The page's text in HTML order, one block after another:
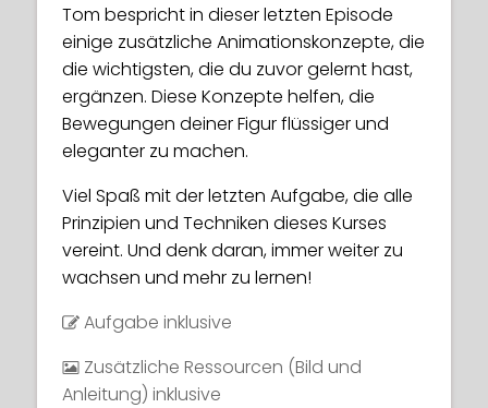
Tom bespricht in dieser letzten Episode
einige zusätzliche Animationskonzepte, die
die wichtigsten, die du zuvor gelernt hast,
ergänzen. Diese Konzepte helfen, die
Bewegungen deiner Figur flüssiger und
eleganter zu machen.
Viel Spaß mit der letzten Aufgabe, die alle
Prinzipien und Techniken dieses Kurses
vereint. Und denk daran, immer weiter zu
wachsen und mehr zu lernen!
Aufgabe inklusive
Zusätzliche Ressourcen (Bild und
Anleitung) inklusive